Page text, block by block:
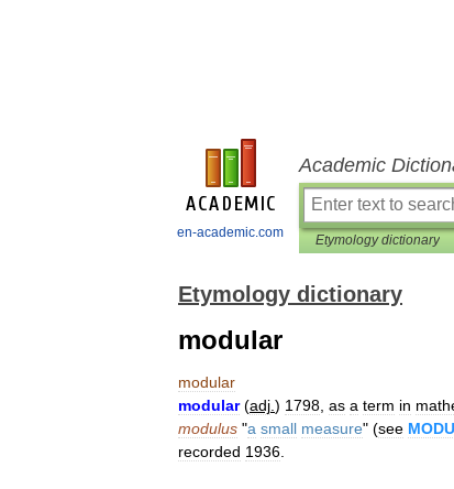
en-academic.com
Academic
Etymology dictionary
Etymology dictionary
modular
modular
modular(adj ) 1798 as a term in
modulus "a small measure" (see
recorded 1936